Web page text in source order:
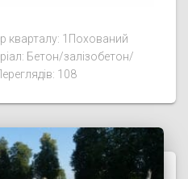
кварталу: 1Похований
Бетон/залізобетон/
108